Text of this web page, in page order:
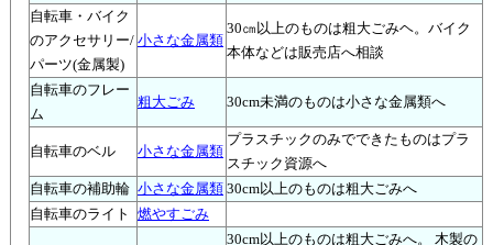
自転車・バイク
のアクセサリー/
パーツ(金属製)
小さな金属類
30㎝以上のものは粗大ごみヘ。バイク
本体などは販売店へ相談
自転車のフレー
ム
粗大ごみ 30cm未満のものは小さな金属類へ
自転車のベル 小さな金属類
プラスチックのみでできたものはプラ
スチック資源へ
自転車の補助輪 小さな金属類 30cm以上のものは粗大ごみへ
自転車のライト
燃やすごみ
30cm以上のものは粗大ごみへ。 木製の